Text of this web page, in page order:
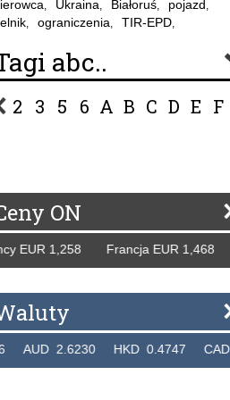
, Ukraina, Białoruś, pojazd,
, ograniczenia, TIR-EPD,
abc..
2 3 5 6 A B C D E F
ON
1,258 Francja EUR 1,468
2.6230 HKD 0.4747 CAD